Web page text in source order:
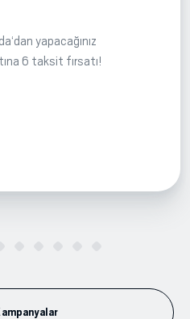
yapacağınız
6 taksit fırsatı!